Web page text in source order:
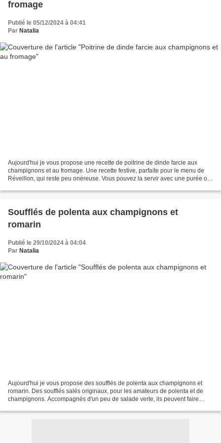
fromage
Publié le 05/12/2024 à 04:41
Par Natalia
Aujourd'hui je vous propose une recette de poitrine de dinde farcie aux
champignons et au fromage. Une recette festive, parfaite pour le menu de
Réveillon, qui reste peu onéreuse. Vous pouvez la servir avec une purée ou
Soufflés de polenta aux champignons et
romarin
Publié le 29/10/2024 à 04:04
Par Natalia
Aujourd'hui je vous propose des soufflés de polenta aux champignons et
romarin. Des soufflés salés originaux, pour les amateurs de polenta et de
champignons. Accompagnés d'un peu de salade verte, ils peuvent faire